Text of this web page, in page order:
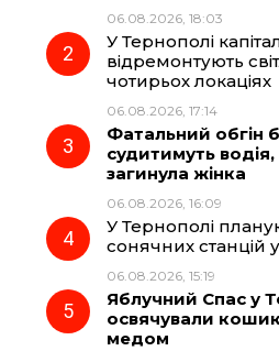
o
k
r
a
m
06.08.2026, 18:03
У Тернополі
відремонтують
чотирьох локаціях
06.08.2026, 17:14
Фатальний обгін
судитимуть
загинула жінка
06.08.2026, 16:09
У Тернополі
сонячних станцій
06.08.2026, 15:19
Яблучний Спас у
освячували
медом